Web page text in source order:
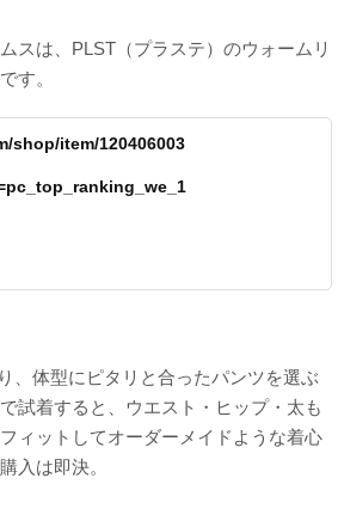
スは、PLST（プラステ）のウォームリ
す。
shop/item/120406003
、体型にピタリと合ったパンツを選ぶ
試着すると、ウエスト・ヒップ・太も
ィットしてオーダーメイドような着心
入は即決。